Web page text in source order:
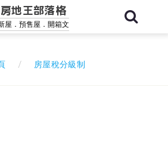
房地王部落格
屋．預售屋．開箱文
房屋稅分級制